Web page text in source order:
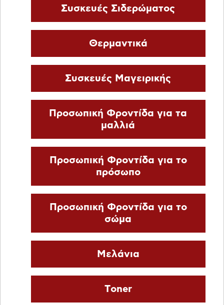
Συσκευές Σιδερώματος
Θερμαντικά
Συσκευές Μαγειρικής
Προσωπική Φροντίδα για τα
μαλλιά
Προσωπική Φροντίδα για το
πρόσωπο
Προσωπική Φροντίδα για το
σώμα
Μελάνια
Τoner